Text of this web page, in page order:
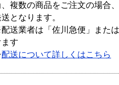
、複数の商品をご注文の場合
となります。
送業者は「佐川急便」また
ます
配送について詳しくはこちら